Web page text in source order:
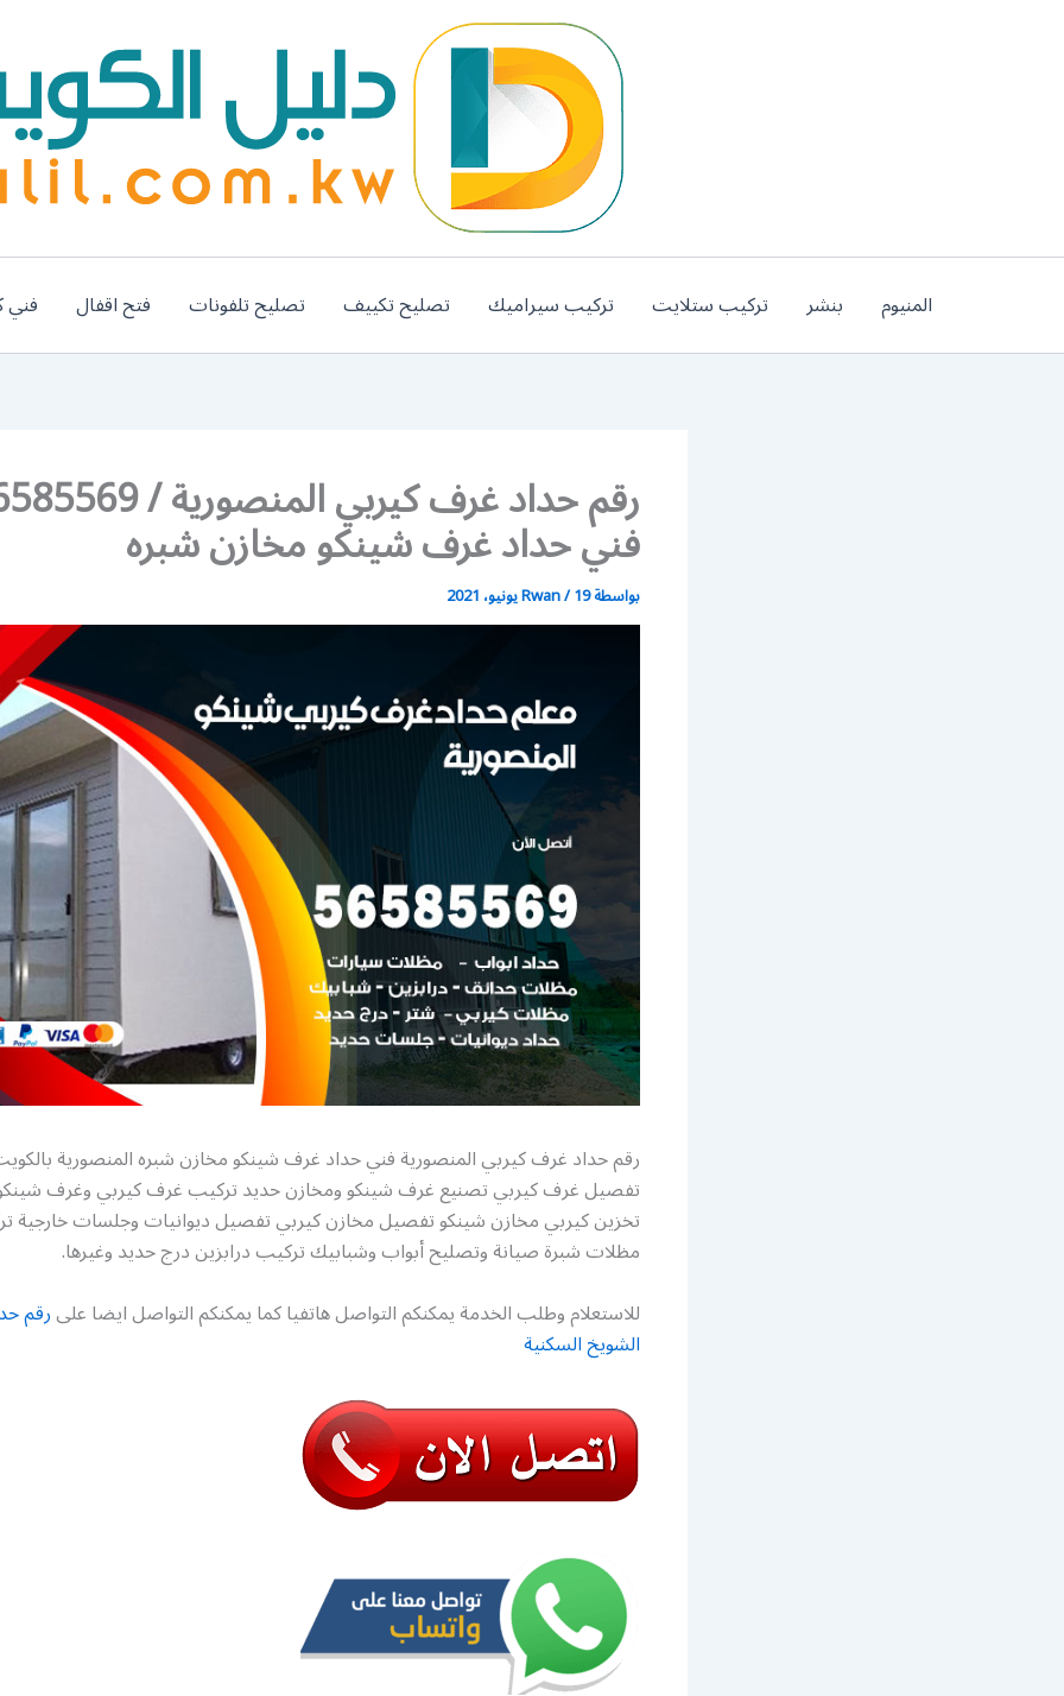
المنيوم بنشر تركيب ستلايت تركيب سيراميك تصليح تكييف تصليح تلفونات فتح اقفال فني
فني حداد غرف شينكو مخازن شبره
بواسطة Rwan/19 يونيو، 2021
رقم حداد غرف كيربي المنصورية فني حداد غرف شينكو مخازن شبره المنصورية
تفصيل غرف كيربي تصنيع غرف شينكو ومخازن حديد تركيب غرف كيربي وغرف
تخزين كيربي مخازن شينكو تفصيل مخازن كيربي تفصيل ديوانيات وجلسات
مظلات شبرة صيانة وتصليح أبواب وشبابيك تركيب درابزين درج حديد وغيرها.
للاستعلام وطلب الخدمة يمكنكم التواصل هاتفيا كما يمكنكم التواصل ايضا علىرقم
الشويخ السكنية